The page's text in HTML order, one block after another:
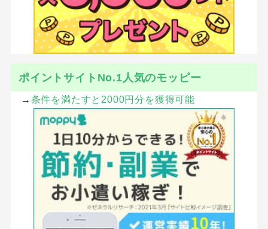
ポイントサイトNo.1人気のモッピー
→ 条件を満たすと2000円分を獲得可能